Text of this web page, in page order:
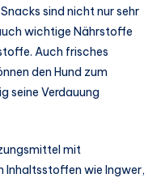
Snacks sind nicht nur sehr
wichtige Nährstoffe
Auch frisches
den Hund zum
seine Verdauung
mit
Inhaltsstoffen wie Ingwer,